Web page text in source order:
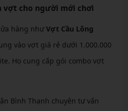
vợt cho người mới chơi
hàng nhưVợt Cầu Lông
vào vợt giá rẻ dưới 1.000.000
Họ cung cấp gói combo vợt
Bình Thạnh chuyên tư vấn